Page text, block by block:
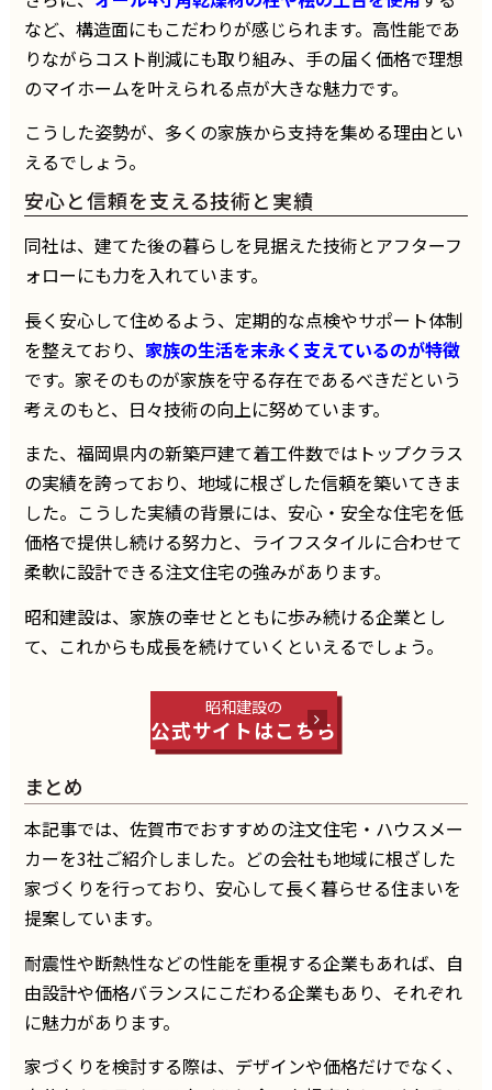
など、構造面にもこだわりが感じられます。高性能であ
りながらコスト削減にも取り組み、手の届く価格で理想
のマイホームを叶えられる点が大きな魅力です。
こうした姿勢が、多くの家族から支持を集める理由とい
えるでしょう。
安心と信頼を支える技術と実績
同社は、建てた後の暮らしを見据えた技術とアフターフ
ォローにも力を入れています。
長く安心して住めるよう、定期的な点検やサポート体制
を整えており、家族の生活を末永く支えているのが特徴
です。家そのものが家族を守る存在であるべきだという
考えのもと、日々技術の向上に努めています。
また、福岡県内の新築戸建て着工件数ではトップクラス
の実績を誇っており、地域に根ざした信頼を築いてきま
した。こうした実績の背景には、安心・安全な住宅を低
価格で提供し続ける努力と、ライフスタイルに合わせて
柔軟に設計できる注文住宅の強みがあります。
昭和建設は、家族の幸せとともに歩み続ける企業とし
て、これからも成長を続けていくといえるでしょう。
昭和建設の
公式サイトはこちら
まとめ
本記事では、佐賀市でおすすめの注文住宅・ハウスメー
カーを3社ご紹介しました。どの会社も地域に根ざした
家づくりを行っており、安心して長く暮らせる住まいを
提案しています。
耐震性や断熱性などの性能を重視する企業もあれば、自
由設計や価格バランスにこだわる企業もあり、それぞれ
に魅力があります。
家づくりを検討する際は、デザインや価格だけでなく、